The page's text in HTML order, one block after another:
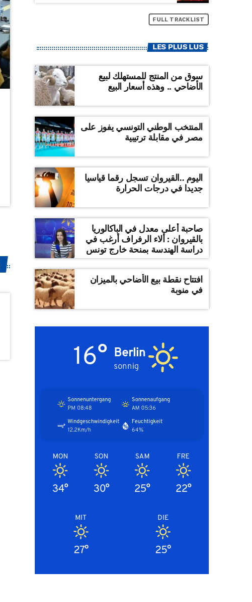
FULL TRACKLIST
LES PLUS LUS
سوق من المنتج للمستهلك لبيع
الأضاحي .. وهذه أسعار البيع
المنتخب الوطني التونسي يفوز على
مصر في مقابلة ترتيبية
اليوم ..القيروان تسجل رقما قياسيا
جديدا في درجات الحرارة
صاحبة أعلى معدل في الباكالوريا
بالقيروان : ألاء الرفراف أرغب في
دراسة الهندسة بمنحة خارج تونس
افتتاح نقطة بيع الأضاحي بالميزان
في منوبة
Berlin
sonnig
16°
Sonnenaufgang
05:36 AM
Sonnenuntergang
08:48 PM
Feuchtigkeit
64%
Windgeschwindigkeit
12.2Km/h
FRE
22°
SAM
25°
SON
30°
MON
34°
DIE
25°
MIT
27°